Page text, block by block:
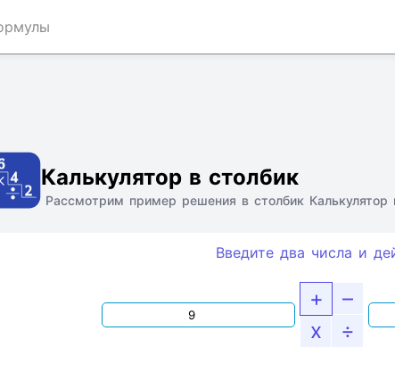
Калькулятор в столбик
Рассмотрим пример решения в столбик
Введите два числа и
+
–
x
÷